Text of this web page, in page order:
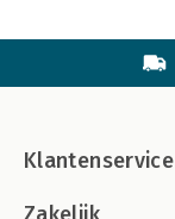
Klantenservice